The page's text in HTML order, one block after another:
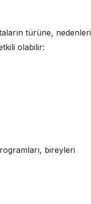
türüne,
olabilir:
bireyleri